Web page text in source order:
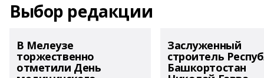
Выбор редакции
В Мелеузе
торжественно
отметили День
Заслуженный
строитель
Башкортостан